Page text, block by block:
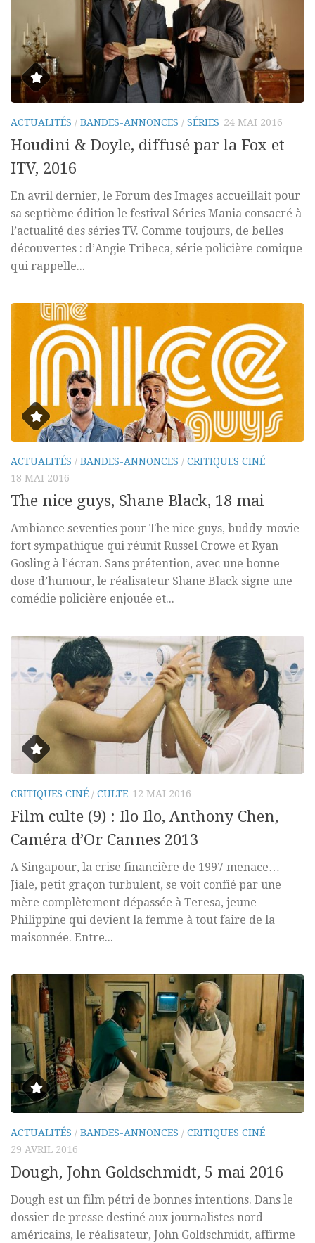
ACTUALITÉS / BANDES-ANNONCES / SÉRIES 24 MAI 2016
Houdini & Doyle, diffusé par la Fox et
ITV, 2016
En avril dernier, le Forum des Images accueillait pour
sa septième édition le festival Séries Mania consacré à
l’actualité des séries TV. Comme toujours, de belles
découvertes : d’Angie Tribeca, série policière comique
qui rappelle...
ACTUALITÉS / BANDES-ANNONCES / CRITIQUES CINÉ
18 MAI 2016
The nice guys, Shane Black, 18 mai
Ambiance seventies pour The nice guys, buddy-movie
fort sympathique qui réunit Russel Crowe et Ryan
Gosling à l’écran. Sans prétention, avec une bonne
dose d’humour, le réalisateur Shane Black signe une
comédie policière enjouée et...
CRITIQUES CINÉ / CULTE 12 MAI 2016
Film culte (9) : Ilo Ilo, Anthony Chen,
Caméra d’Or Cannes 2013
A Singapour, la crise financière de 1997 menace…
Jiale, petit graçon turbulent, se voit confié par une
mère complètement dépassée à Teresa, jeune
Philippine qui devient la femme à tout faire de la
maisonnée. Entre...
ACTUALITÉS / BANDES-ANNONCES / CRITIQUES CINÉ
29 AVRIL 2016
Dough, John Goldschmidt, 5 mai 2016
Dough est un film pétri de bonnes intentions. Dans le
dossier de presse destiné aux journalistes nord-
américains, le réalisateur, John Goldschmidt, affirme